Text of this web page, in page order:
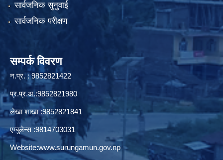
सार्वजनिक सुनुवाई
सार्वजनिक परीक्षण
सम्पर्क विवरण
न.प्र. : 9852821422
प्र.प्र.अ.:9852821980
लेखा शाखा :9852821841
एम्बुलेन्स :9814703031
Website:www.surungamun.gov.np